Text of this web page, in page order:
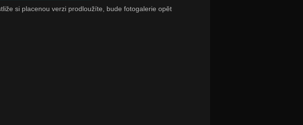
si placenou verzi prodloužíte, bude fotogalerie opět